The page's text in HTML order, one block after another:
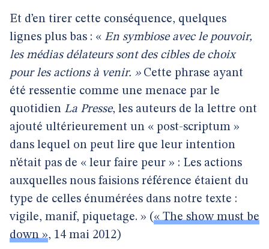
Et d’en tirer cette conséquence, quelques
lignes plus bas : « En symbiose avec le pouvoir,
les médias délateurs sont des cibles de choix
pour les actions à venir. »Cette phrase ayant
été ressentie comme une menace par le
quotidien La Presse, les auteurs de la lettre ont
ajouté ultérieurement un « post-scriptum »
dans lequel on peut lire que leur intention
n’était pas de « leur faire peur » : Les actions
auxquelles nous faisions référence étaient du
type de celles énumérées dans notre texte :
vigile, manif, piquetage. » (« The show must be
down », 14 mai 2012)